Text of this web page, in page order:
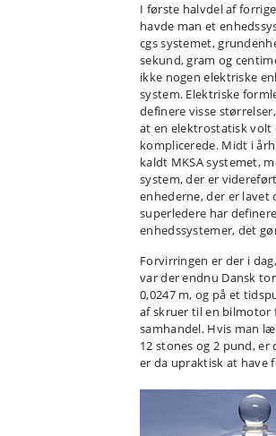
I første halvdel af
havde man et
cgs systemet,
sekund, gram og
ikke nogen elektriske
system. Elektriske
definere visse
at en elektrostatisk volt
komplicerede. Midt i
kaldt MKSA systemet,
system, der er
enhederne, der er lavet
superledere har
enhedssystemer, det
Forvirringen er der i
var der endnu Dansk
0,0247 m, og på et
af skruer til en bilmotor
samhandel. Hvis man
12 stones og 2 pund, er
er da upraktisk at have